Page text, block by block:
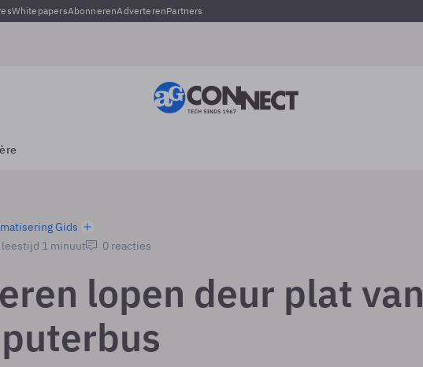
WhitepapersAbonnerenAdverterenPartners
Gids
leestijd 1 minuut 0 reacties
lopen deur plat van